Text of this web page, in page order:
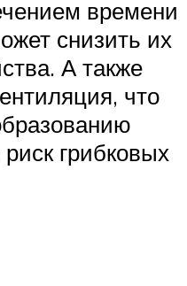
времени
снизить их
А также
что
грибковых